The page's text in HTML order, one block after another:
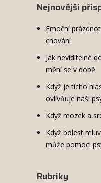
Nejnovější
Emoční
chování
Jak neviditelné
mění se v době
Když je ticho
ovlivňuje naši
Když mozek a
Když bolest
může pomoci
Rubriky